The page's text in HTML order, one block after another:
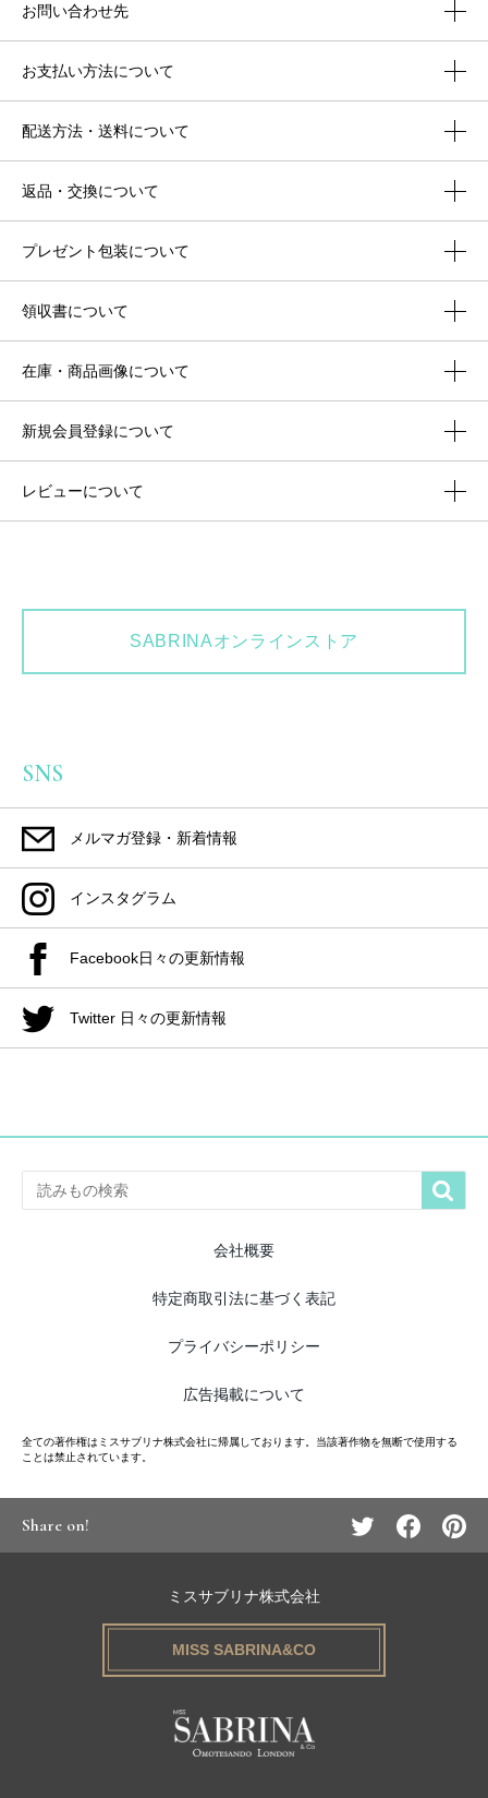
お問い合わせ先
お支払い方法について
配送方法・送料について
返品・交換について
プレゼント包装について
領収書について
在庫・商品画像について
新規会員登録について
レビューについて
SABRINAオンラインストア
SNS
メルマガ登録・新着情報
インスタグラム
Facebook日々の更新情報
Twitter 日々の更新情報

会社概要
特定商取引法に基づく表記
プライバシーポリシー
広告掲載について
全ての著作権はミスサブリナ株式会社に帰属しております。当該著作物を無断で使用する
ことは禁止されています。
Share on!
ミスサブリナ株式会社
MISS SABRINA&CO